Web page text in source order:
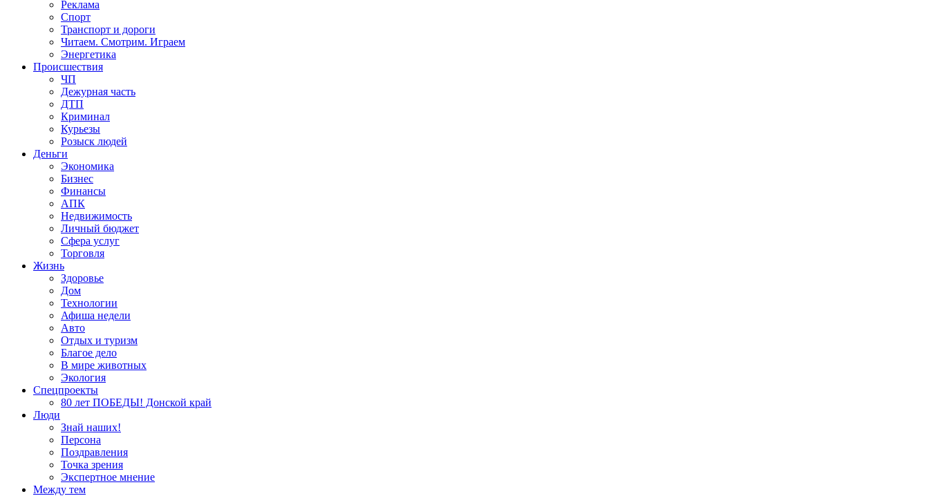
Реклама
Спорт
Транспорт и дороги
Читаем. Смотрим. Играем
Энергетика
Происшествия
ЧП
Дежурная часть
ДТП
Криминал
Курьезы
Розыск людей
Деньги
Экономика
Бизнес
Финансы
АПК
Недвижимость
Личный бюджет
Сфера услуг
Торговля
Жизнь
Здоровье
Дом
Технологии
Афиша недели
Авто
Отдых и туризм
Благое дело
В мире животных
Экология
Спецпроекты
80 лет ПОБЕДЫ! Донской край
Люди
Знай наших!
Персона
Поздравления
Точка зрения
Экспертное мнение
Между тем